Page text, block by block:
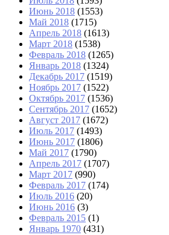
Июнь 2018 (1553)
Май 2018 (1715)
Апрель 2018 (1613)
Март 2018 (1538)
Февраль 2018 (1265)
Январь 2018 (1324)
Декабрь 2017 (1519)
Ноябрь 2017 (1522)
Октябрь 2017 (1536)
Сентябрь 2017 (1652)
Август 2017 (1672)
Июль 2017 (1493)
Июнь 2017 (1806)
Май 2017 (1790)
Апрель 2017 (1707)
Март 2017 (990)
Февраль 2017 (174)
Июль 2016 (20)
Июнь 2016 (3)
Февраль 2015 (1)
Январь 1970 (431)